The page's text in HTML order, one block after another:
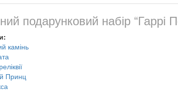
подарунковий набір “Гаррі
камінь
Принц